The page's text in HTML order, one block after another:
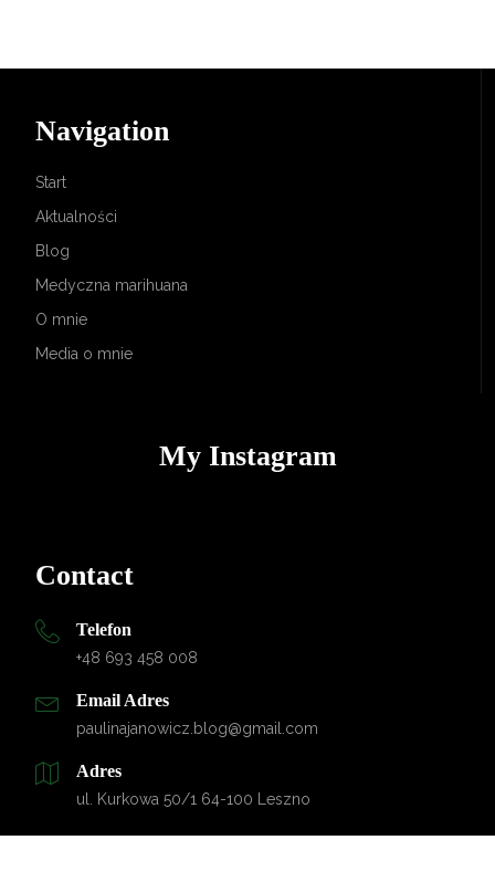
Navigation
Start
Aktualności
Blog
Medyczna marihuana
O mnie
Media o mnie
My Instagram
Contact
Telefon
+48 693 458 008
Email Adres
paulinajanowicz.blog@gmail.com
Adres
ul. Kurkowa 50/1 64-100 Leszno